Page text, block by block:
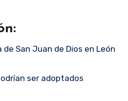
San Juan de Dios en León
ser adoptados